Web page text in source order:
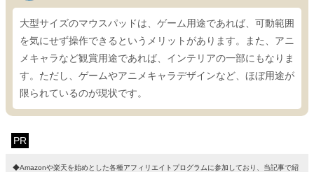
大型サイズのマウスパッドは、ゲーム用途であれば、可動範囲
を気にせず操作できるというメリットがあります。また、アニ
メキャラなど観賞用途であれば、インテリアの一部にもなりま
す。ただし、ゲームやアニメキャラデザインなど、ほぼ用途が
限られているのが現状です。
PR
◆Amazonや楽天を始めとした各種アフィリエイトプログラムに参加しており、当記事で紹